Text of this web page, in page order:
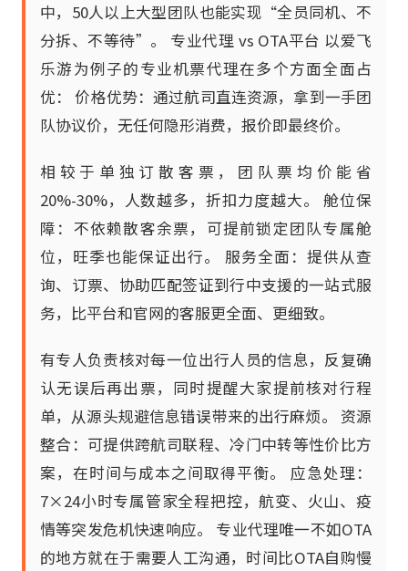
中，50人以上大型团队也能实现“全员同机、不
分拆、不等待”。 专业代理 vs OTA平台 以爱飞
乐游为例子的专业机票代理在多个方面全面占
优： 价格优势：通过航司直连资源，拿到一手团
队协议价，无任何隐形消费，报价即最终价。
相较于单独订散客票，团队票均价能省
20%-30%，人数越多，折扣力度越大。 舱位保
障：不依赖散客余票，可提前锁定团队专属舱
位，旺季也能保证出行。 服务全面：提供从查
询、订票、协助匹配签证到行中支援的一站式服
务，比平台和官网的客服更全面、更细致。
有专人负责核对每一位出行人员的信息，反复确
认无误后再出票，同时提醒大家提前核对行程
单，从源头规避信息错误带来的出行麻烦。 资源
整合：可提供跨航司联程、冷门中转等性价比方
案，在时间与成本之间取得平衡。 应急处理：
7×24小时专属管家全程把控，航变、火山、疫
情等突发危机快速响应。 专业代理唯一不如OTA
的地方就在于需要人工沟通，时间比OTA自购慢